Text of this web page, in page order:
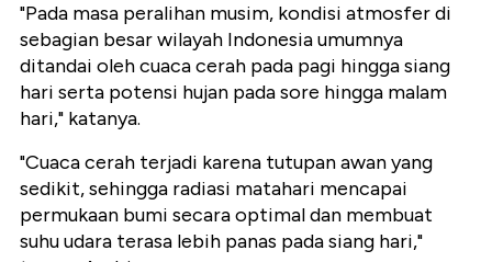
"Pada masa peralihan musim, kondisi atmosfer di
sebagian besar wilayah Indonesia umumnya
ditandai oleh cuaca cerah pada pagi hingga siang
hari serta potensi hujan pada sore hingga malam
hari," katanya.
"Cuaca cerah terjadi karena tutupan awan yang
sedikit, sehingga radiasi matahari mencapai
permukaan bumi secara optimal dan membuat
suhu udara terasa lebih panas pada siang hari,"